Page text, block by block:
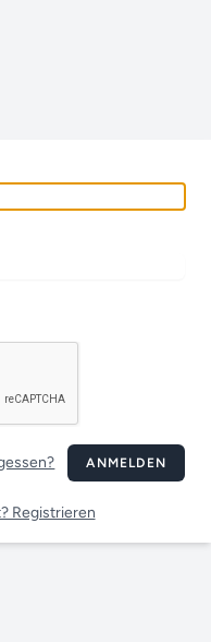
ANMELDEN
Registrieren